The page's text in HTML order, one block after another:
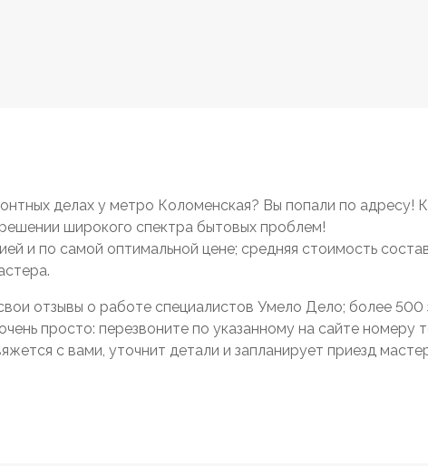
делах у метро Коломенская? Вы попали по адресу!
широкого спектра бытовых проблем!
и по самой оптимальной цене; средняя стоимость
отзывы о работе специалистов Умело Дело; более 500
просто: перезвоните по указанному на сайте номеру
с вами, уточнит детали и запланирует приезд